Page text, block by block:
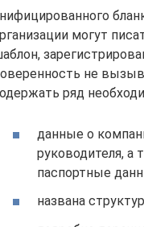
могут
не
ряд
данные о
руководителя, а
паспортные
названа